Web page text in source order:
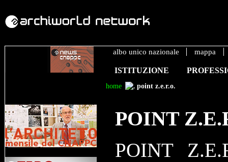
albo unico nazionale mappa
ISTITUZIONE
home point z.e.r.o.
POINT
POINT